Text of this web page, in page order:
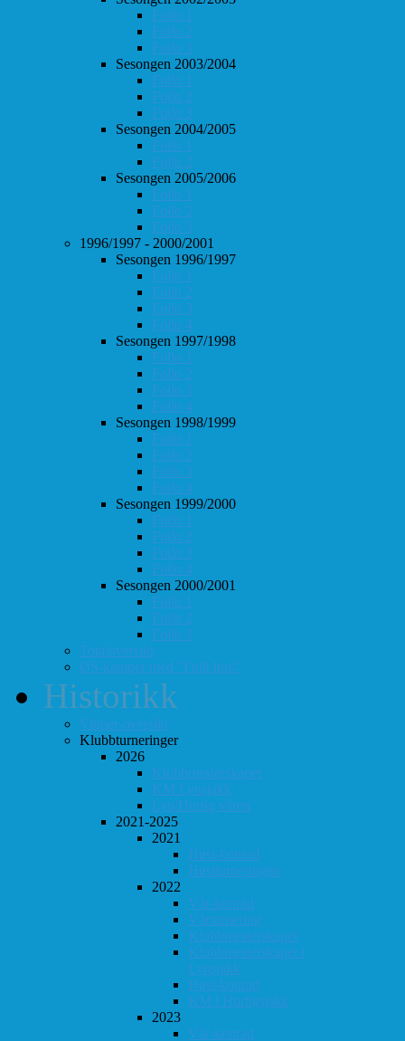
Follo 1
Follo 2
Follo 3
Sesongen 2003/2004
Follo 1
Follo 2
Follo 3
Sesongen 2004/2005
Follo 1
Follo 2
Sesongen 2005/2006
Follo 1
Follo 2
Follo 3
1996/1997 - 2000/2001
Sesongen 1996/1997
Follo 1
Follo 2
Follo 3
Follo 4
Sesongen 1997/1998
Follo 1
Follo 2
Follo 3
Follo 4
Sesongen 1998/1999
Follo 1
Follo 2
Follo 3
Follo 4
Sesongen 1999/2000
Follo 1
Follo 2
Follo 3
Follo 4
Sesongen 2000/2001
Follo 1
Follo 2
Follo 3
Totaloversikt
ØS-kamper med "Fullt hus"
Historikk
Vinner-oversikt
Klubbturneringer
2026
Klubbmesterskapet
KM Lynsjakk
Lyn/Hurtig våren
2021-2025
2021
Høst-konrad
Høstturneringen
2022
Vår-konrad
Vårturnering
Klubbmesterskapet
Klubbmesterskapet i
Lynsjakk
Høst-konrad
KM i Hurtigsjakk
2023
Vår-konrad